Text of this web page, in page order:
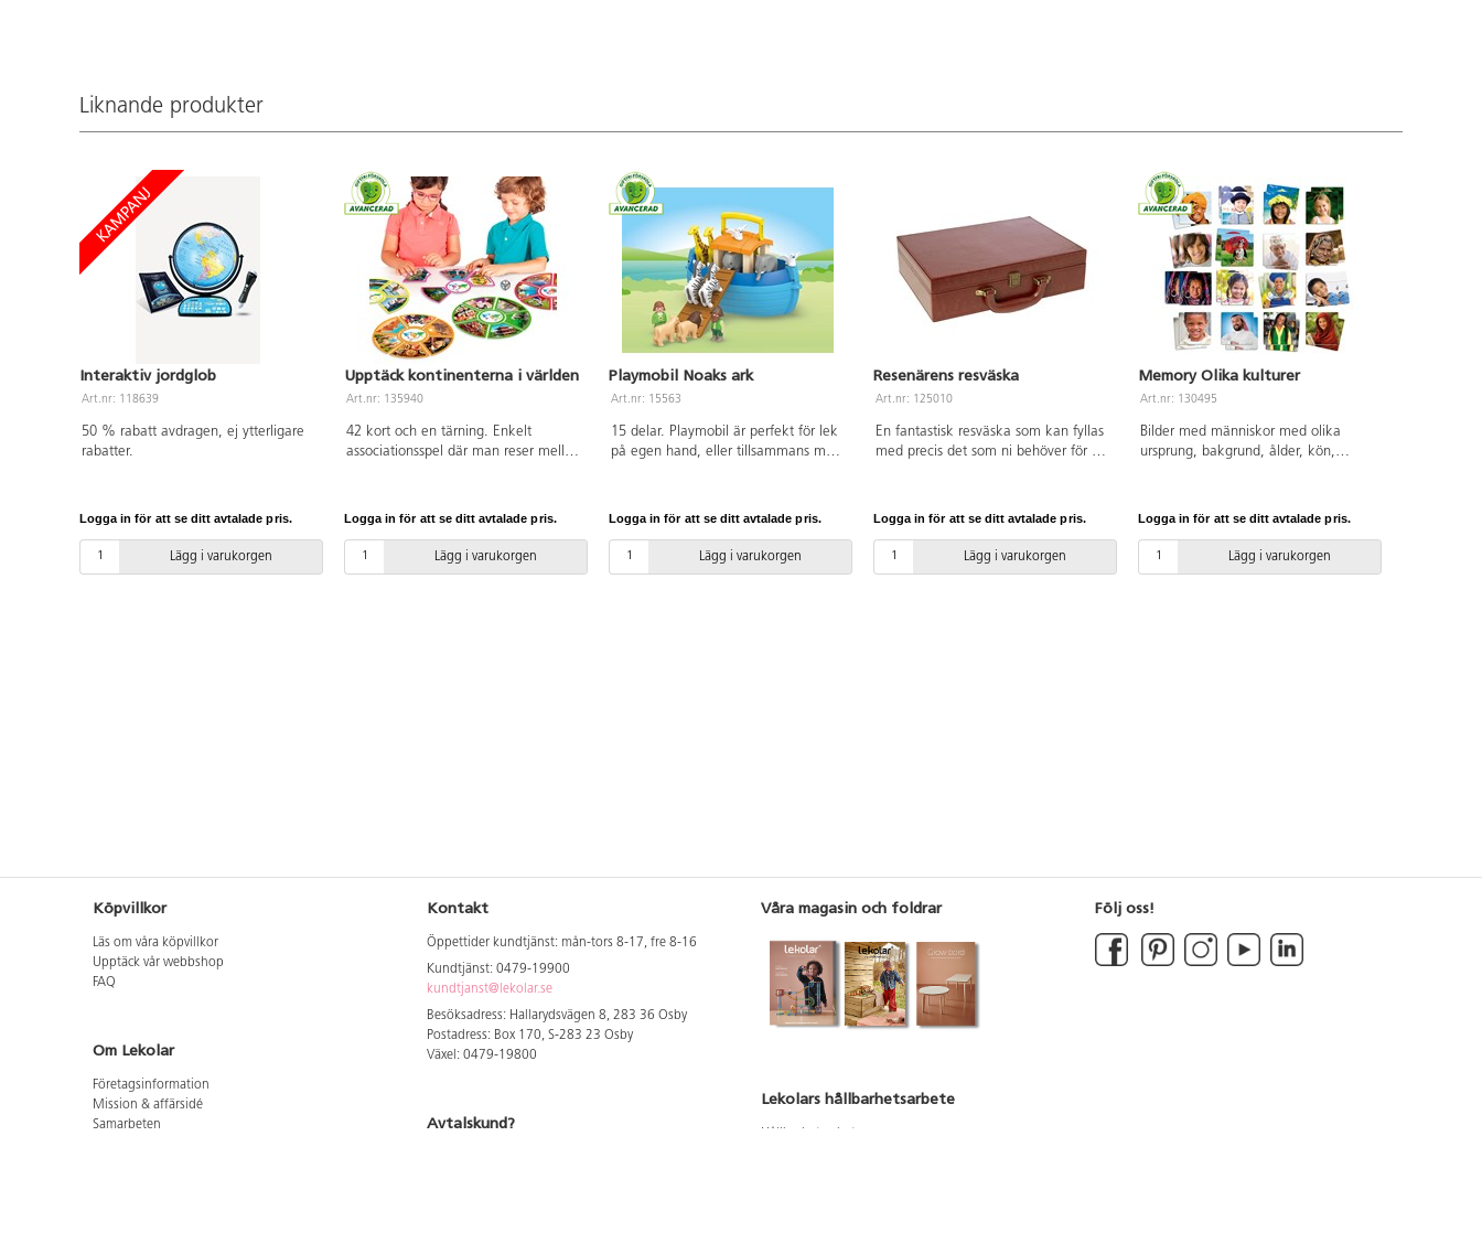
Liknande produkter
Interaktiv jordglob
Art.nr: 118639
50 % rabatt avdragen, ej ytterligare
rabatter.
Logga in för att se ditt avtalade pris.
Lägg i varukorgen
Upptäck kontinenterna i världen
Art.nr: 135940
42 kort och en tärning. Enkelt
associationsspel där man reser mellan
det lätt går att koppla ihop rätt kort
till kontinenterna. Att förstå världen
Logga in för att se ditt avtalade pris.
Lägg i varukorgen
Playmobil Noaks ark
Art.nr: 15563
15 delar. Playmobil är perfekt för lek
på egen hand, eller tillsammans med
vill lasta i skrovet. Mått: 41.5 x 33.5 x
24.0 cm. Av ABS. PVC-fri. Från 1 år.
Logga in för att se ditt avtalade pris.
Lägg i varukorgen
Resenärens resväska
Art.nr: 125010
En fantastisk resväska som kan fyllas
med precis det som ni behöver för att
fokus på vad du kommer att visa!
Mått: L38xB22xH11 cm. Material:
Logga in för att se ditt avtalade pris.
Lägg i varukorgen
Memory Olika kulturer
Art.nr: 130495
Bilder med människor med olika
ursprung, bakgrund, ålder, kön,
Logga in för att se ditt avtalade pris.
Lägg i varukorgen
Köpvillkor
Läs om våra köpvillkor
Upptäck vår webbshop
FAQ
Om Lekolar
Företagsinformation
Mission & affärsidé
Samarbeten
Kontakt
Öppettider kundtjänst: mån-tors 8-17, fre 8-16
Kundtjänst: 0479-19900
kundtjanst@lekolar.se
Besöksadress: Hallarydsvägen 8, 283 36 Osby
Postadress: Box 170, S-283 23 Osby
Växel: 0479-19800
Avtalskund?
Våra magasin och foldrar
Lekolars hållbarhetsarbete
Följ oss!